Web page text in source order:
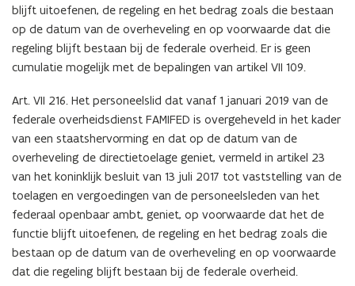
blijft uitoefenen, de regeling en het bedrag zoals die bestaan
op de datum van de overheveling en op voorwaarde dat die
regeling blijft bestaan bij de federale overheid. Er is geen
cumulatie mogelijk met de bepalingen van artikel VII 109.
Art. VII 216. Het personeelslid dat vanaf 1 januari 2019 van de
federale overheidsdienst FAMIFED is overgeheveld in het kader
van een staatshervorming en dat op de datum van de
overheveling de directietoelage geniet, vermeld in artikel 23
van het koninklijk besluit van 13 juli 2017 tot vaststelling van de
toelagen en vergoedingen van de personeelsleden van het
federaal openbaar ambt, geniet, op voorwaarde dat het de
functie blijft uitoefenen, de regeling en het bedrag zoals die
bestaan op de datum van de overheveling en op voorwaarde
dat die regeling blijft bestaan bij de federale overheid.